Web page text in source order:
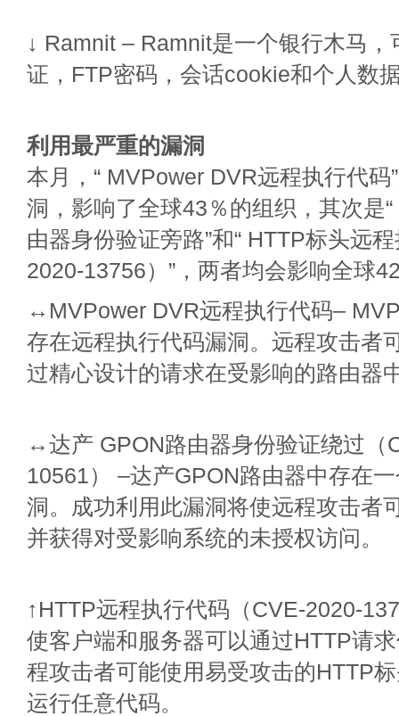
↓ Ramnit – Ramnit是一个银行木马，
证，FTP密码，会话cookie和个人数
利用最严重的漏洞
本月，“ MVPower DVR远程执行代码
洞，影响了全球43％的组织，其次是
由器身份验证旁路”和“ HTTP标头远
2020-13756）”，两者均会影响全球
↔MVPower DVR远程执行代码–
存在远程执行代码漏洞。远程攻击者
过精心设计的请求在受影响的路由器
↔达产 GPON路由器身份验证绕过（
10561） –达产GPON路由器中存在
洞。成功利用此漏洞将使远程攻击者
并获得对受影响系统的未授权访问。
↑HTTP远程执行代码（CVE-2020-
使客户端和服务器可以通过HTTP请
程攻击者可能使用易受攻击的HTTP
运行任意代码。